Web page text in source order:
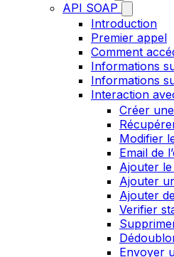
API SOAP
Introduction
Premier appel
Comment
Informations
Informations
Interaction
Créer
Modifier
Email de
Ajouter le
Ajouter
Ajouter
Verifier
Envoyer